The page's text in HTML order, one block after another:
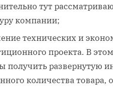
тут
компании;
технических и
проекта. В
получить развернутую
количества